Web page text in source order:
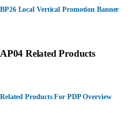
BP26 Local Vertical Promotion Banner
AP04 Related Products
Related Products For PDP Overview